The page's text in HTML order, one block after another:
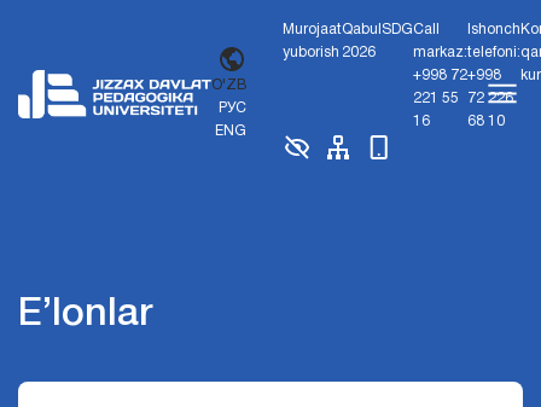
O'ZB
РУС
ENG
Murojaat
yuborish
Qabul
2026
SDGCall
markaz:
+998 72
221 55
16
Ishonch
telefoni:
+998
72 226
68 10
E’lonlar